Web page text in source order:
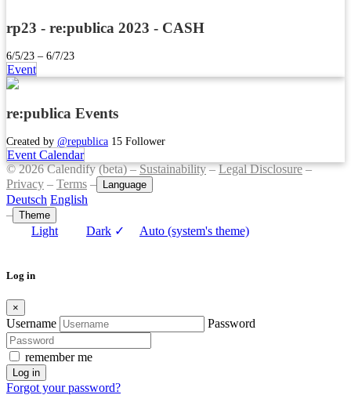
rp23 - re:publica 2023 - CASH
6/5/23 – 6/7/23
Event
re:publica Events
Created by @republica 15 Follower
Event Calendar
© 2026 Calendify (beta) –Sustainability–Legal Disclosure–
Privacy – Terms – Language
Deutsch English
– Theme
Light Dark ✓ Auto (system's theme)
Log in
×
Username Password
remember me
Log in
Forgot your password?